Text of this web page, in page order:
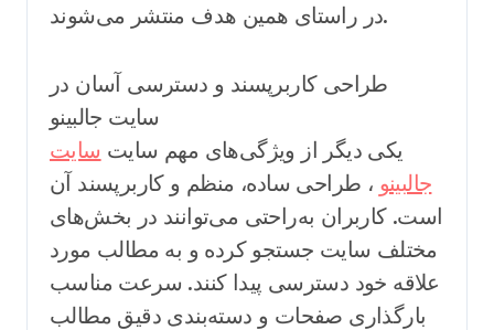
در راستای همین هدف منتشر می‌شوند.
طراحی کاربرپسند و دسترسی آسان در
سایت جالبینو
یکی دیگر از ویژگی‌های مهم سایت سایت
جالبینو ، طراحی ساده، منظم و کاربرپسند آن
است. کاربران به‌راحتی می‌توانند در بخش‌های
مختلف سایت جستجو کرده و به مطالب مورد
علاقه خود دسترسی پیدا کنند. سرعت مناسب
بارگذاری صفحات و دسته‌بندی دقیق مطالب